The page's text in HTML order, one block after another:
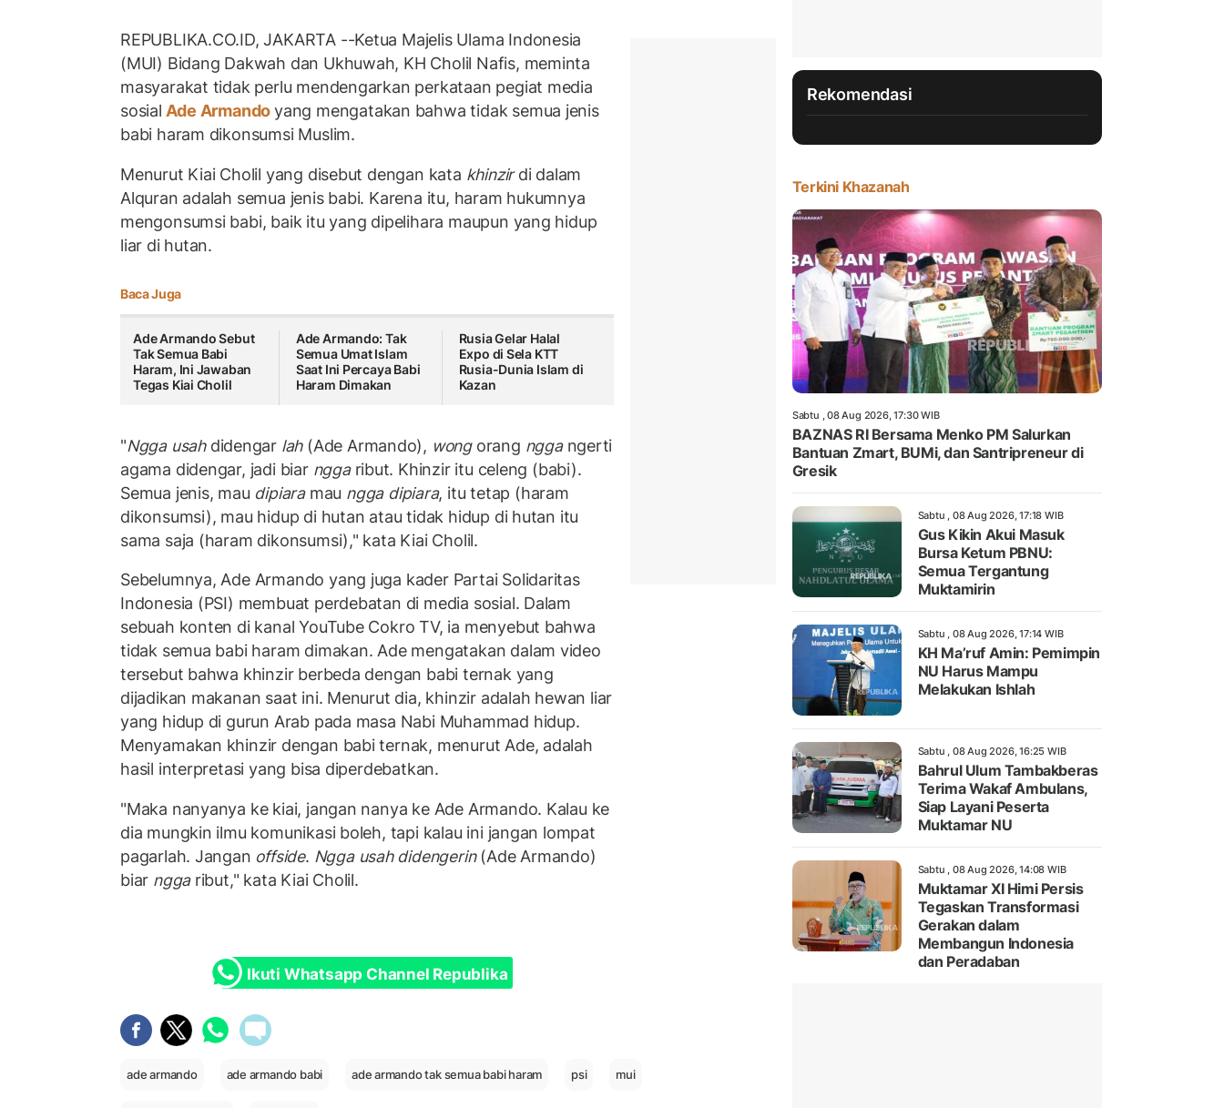
REPUBLIKA.CO.ID, JAKARTA --Ketua Majelis Ulama Indonesia
(MUI) Bidang Dakwah dan Ukhuwah, KH Cholil Nafis, meminta
masyarakat tidak perlu mendengarkan perkataan pegiat media
sosial Ade Armandoyang mengatakan bahwa tidak semua jenis
babi haram dikonsumsi Muslim.
Menurut Kiai Cholil yang disebut dengan kata khinzirdi dalam
Alquran adalah semua jenis babi. Karena itu, haram hukumnya
mengonsumsi babi, baik itu yang dipelihara maupun yang hidup
liar di hutan.
Baca Juga
Ade Armando Sebut
Tak Semua Babi
Haram, Ini Jawaban
Tegas Kiai Cholil
Ade Armando: Tak
Semua Umat Islam
Saat Ini Percaya Babi
Haram Dimakan
Rusia Gelar Halal
Expo di Sela KTT
Rusia-Dunia Islam di
Kazan
"Ngga usahdidengar lah(Ade Armando), wongorang nggangerti
agama didengar, jadi biar nggaribut. Khinzir itu celeng (babi).
Semua jenis, mau dipiaramau ngga dipiara, itu tetap (haram
dikonsumsi), mau hidup di hutan atau tidak hidup di hutan itu
sama saja (haram dikonsumsi)," kata Kiai Cholil.
Sebelumnya, Ade Armando yang juga kader Partai Solidaritas
Indonesia (PSI) membuat perdebatan di media sosial. Dalam
sebuah konten di kanal YouTube Cokro TV, ia menyebut bahwa
tidak semua babi haram dimakan. Ade mengatakan dalam video
tersebut bahwa khinzir berbeda dengan babi ternak yang
dijadikan makanan saat ini. Menurut dia, khinzir adalah hewan liar
yang hidup di gurun Arab pada masa Nabi Muhammad hidup.
Menyamakan khinzir dengan babi ternak, menurut Ade, adalah
hasil interpretasi yang bisa diperdebatkan.
"Maka nanyanya ke kiai, jangan nanya ke Ade Armando. Kalau ke
dia mungkin ilmu komunikasi boleh, tapi kalau ini jangan lompat
pagarlah. Jangan offside. Ngga usah didengerin(Ade Armando)
biar nggaribut," kata Kiai Cholil.
Ikuti Whatsapp Channel Republika
ade armando ade armando babi ade armando tak semua babi haram psi mui
Rekomendasi
Terkini Khazanah
Sabtu , 08 Aug 2026, 17:30 WIB
BAZNAS RI Bersama Menko PM Salurkan
Bantuan Zmart, BUMi, dan Santripreneur di
Gresik
Sabtu , 08 Aug 2026, 17:18 WIB
Gus Kikin Akui Masuk
Bursa Ketum PBNU:
Semua Tergantung
Muktamirin
Sabtu , 08 Aug 2026, 17:14 WIB
KH Ma’ruf Amin: Pemimpin
NU Harus Mampu
Melakukan Ishlah
Sabtu , 08 Aug 2026, 16:25 WIB
Bahrul Ulum Tambakberas
Terima Wakaf Ambulans,
Siap Layani Peserta
Muktamar NU
Sabtu , 08 Aug 2026, 14:08 WIB
Muktamar XI Himi Persis
Tegaskan Transformasi
Gerakan dalam
Membangun Indonesia
dan Peradaban